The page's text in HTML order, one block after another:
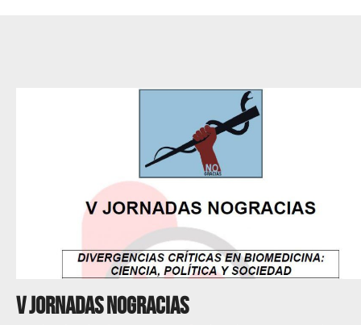
V Jornadas Nogracias